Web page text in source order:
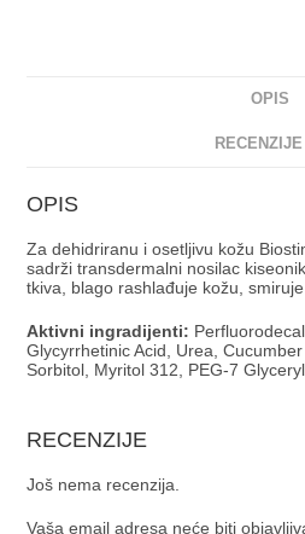
OPIS
OPIS
Za dehidriranu i osetljivu kožu
sadrži transdermalni nosilac
tkiva, blago rashlađuje kožu,
Aktivni ingradijenti:
Glycyrrhetinic Acid, Urea,
Sorbitol, Myritol 312, PEG-7
RECENZIJE
Još nema recenzija.
Vaša email adresa neće biti